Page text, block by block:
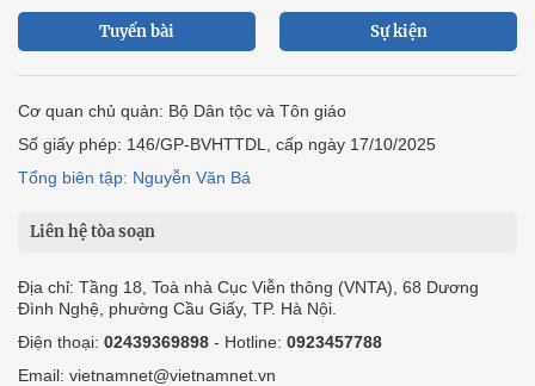
Tuyến bài Sự kiện
Cơ quan chủ quản: Bộ Dân tộc và Tôn giáo
Số giấy phép: 146/GP-BVHTTDL, cấp ngày 17/10/2025
Tổng biên tập: Nguyễn Văn Bá
Liên hệ tòa soạn
Địa chỉ: Tầng 18, Toà nhà Cục Viễn thông (VNTA), 68 Dương
Đình Nghệ, phường Cầu Giấy, TP. Hà Nội.
Điện thoại: 02439369898 - Hotline: 0923457788
Email: vietnamnet@vietnamnet.vn